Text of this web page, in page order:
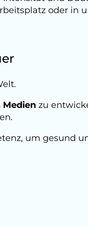
oder in
zu
um gesund